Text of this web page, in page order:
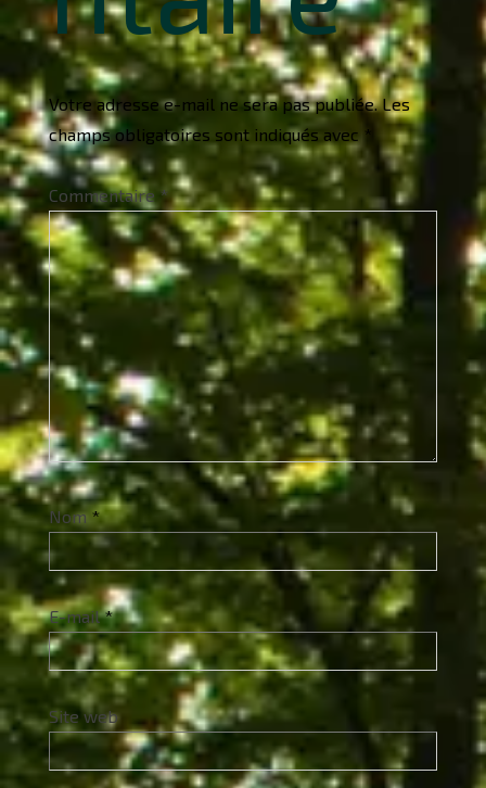
Votre adresse e-mail ne sera pas publiée. Les
champs obligatoires sont indiqués avec *
Commentaire *
Nom *
E-mail *
Site web